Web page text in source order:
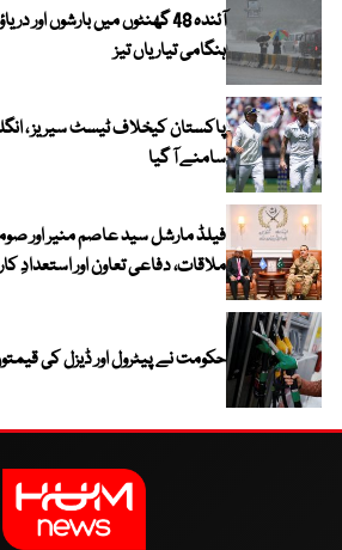
آئندہ 48 گھنٹوں میں بارشوں
ہنگامی تیاریاں تیز
سامنے آ گیا
فیلڈ مارشل سید عاصم منیر اور
ملاقات، دفاعی تعاون اور استعدادِ
حکومت نے پیٹرول اور ڈیزل کی